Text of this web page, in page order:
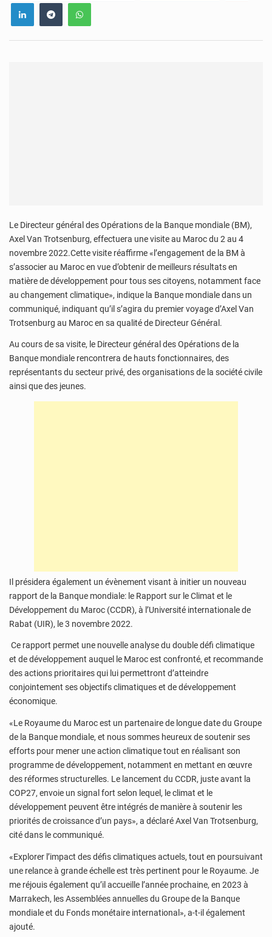
Le Directeur général des Opérations de la Banque mondiale (BM),
Axel Van Trotsenburg, effectuera une visite au Maroc du 2 au 4
novembre 2022.Cette visite réaffirme «l’engagement de la BM à
s’associer au Maroc en vue d’obtenir de meilleurs résultats en
matière de développement pour tous ses citoyens, notamment face
au changement climatique», indique la Banque mondiale dans un
communiqué, indiquant qu’il s’agira du premier voyage d’Axel Van
Trotsenburg au Maroc en sa qualité de Directeur Général.
Au cours de sa visite, le Directeur général des Opérations de la
Banque mondiale rencontrera de hauts fonctionnaires, des
représentants du secteur privé, des organisations de la société civile
ainsi que des jeunes.
Il présidera également un évènement visant à initier un nouveau
rapport de la Banque mondiale: le Rapport sur le Climat et le
Développement du Maroc (CCDR), à l’Université internationale de
Rabat (UIR), le 3 novembre 2022.
Ce rapport permet une nouvelle analyse du double défi climatique
et de développement auquel le Maroc est confronté, et recommande
des actions prioritaires qui lui permettront d’atteindre
conjointement ses objectifs climatiques et de développement
économique.
«Le Royaume du Maroc est un partenaire de longue date du Groupe
de la Banque mondiale, et nous sommes heureux de soutenir ses
efforts pour mener une action climatique tout en réalisant son
programme de développement, notamment en mettant en œuvre
des réformes structurelles. Le lancement du CCDR, juste avant la
COP27, envoie un signal fort selon lequel, le climat et le
développement peuvent être intégrés de manière à soutenir les
priorités de croissance d’un pays», a déclaré Axel Van Trotsenburg,
cité dans le communiqué.
«Explorer l’impact des défis climatiques actuels, tout en poursuivant
une relance à grande échelle est très pertinent pour le Royaume. Je
me réjouis également qu’il accueille l’année prochaine, en 2023 à
Marrakech, les Assemblées annuelles du Groupe de la Banque
mondiale et du Fonds monétaire international», a-t-il également
ajouté.